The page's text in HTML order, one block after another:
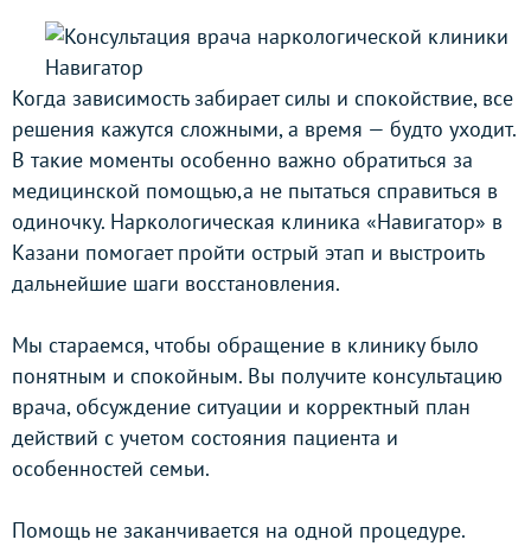
Когда зависимость забирает силы и спокойствие, все
решения кажутся сложными, а время — будто уходит.
В такие моменты особенно важно обратиться за
медицинской помощью,а не пытаться справиться в
одиночку. Наркологическая клиника «Навигатор» в
Казани помогает пройти острый этап и выстроить
дальнейшие шаги восстановления.
Мы стараемся, чтобы обращение в клинику было
понятным и спокойным. Вы получите консультацию
врача, обсуждение ситуации и корректный план
действий с учетом состояния пациента и
особенностей семьи.
Помощь не заканчивается на одной процедуре.